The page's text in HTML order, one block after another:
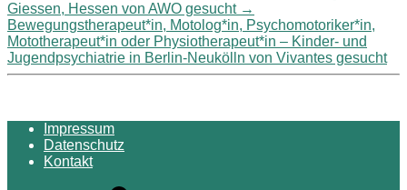
Giessen, Hessen von AWO gesucht →
Bewegungstherapeut*in, Motolog*in, Psychomotoriker*in,
Mototherapeut*in oder Physiotherapeut*in – Kinder- und
Jugendpsychiatrie in Berlin-Neukölln von Vivantes gesucht
Impressum
Datenschutz
Kontakt